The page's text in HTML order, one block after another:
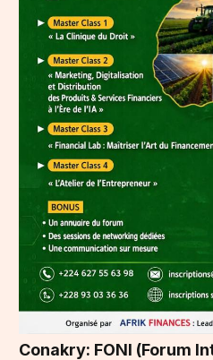
Conakry: FONI (Forum